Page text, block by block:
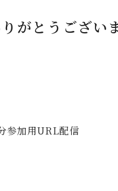
がとうございま
参加用URL配信